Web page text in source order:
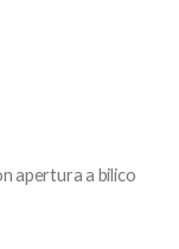
apertura a bilico